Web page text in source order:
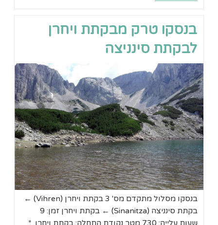
טרק
לאגם
מורטובו
בנסקו טרק מבקתת ויחרן
לבקתת סינניצה
בנסקו מסלול מתקדם מס' 3 בקתת ויחרן (Vihren) ←
בקתת סינניצה (Sinanitza) ← בקתת ויחרן זמן: 9
שעות עלייה: 730 מטר נקודת התחלה: בקתת ויחרן. *